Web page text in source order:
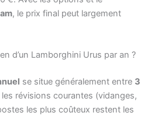
, le prix final peut largement
d’un Lamborghini Urus par an ?
se situe généralement entre 3
les révisions courantes (vidanges,
les plus coûteux restent les